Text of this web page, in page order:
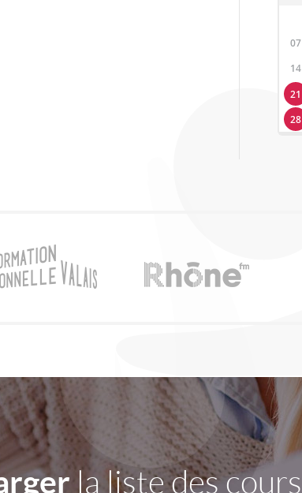
07
14
21
28
la liste des cours